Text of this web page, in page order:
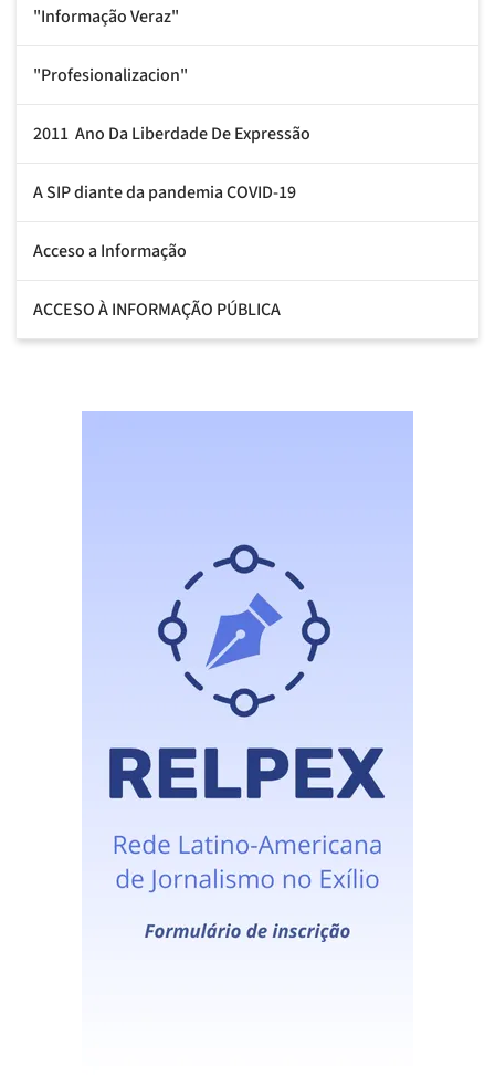
"Informação Veraz"
"Profesionalizacion"
2011  Ano Da Liberdade De Expressão
A SIP diante da pandemia COVID-19
Acceso a Informação
ACCESO À INFORMAÇÃO PÚBLICA